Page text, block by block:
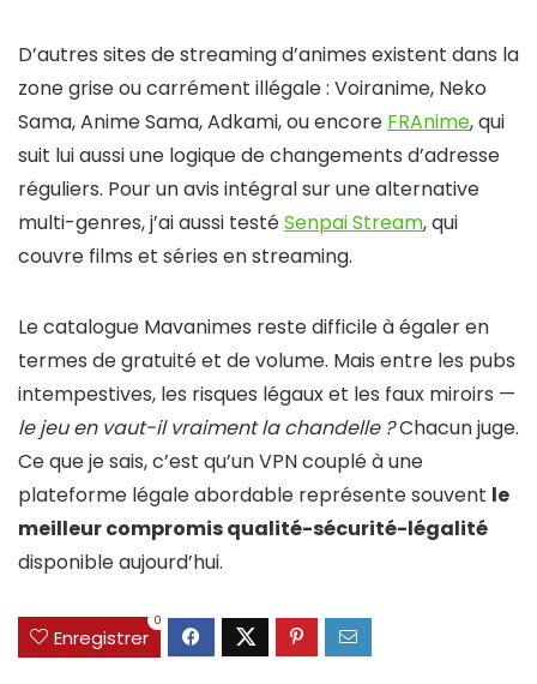
D’autres sites de streaming d’animes existent dans la
zone grise ou carrément illégale : Voiranime, Neko
Sama, Anime Sama, Adkami, ou encore FRAnime, qui
suit lui aussi une logique de changements d’adresse
réguliers. Pour un avis intégral sur une alternative
multi-genres, j’ai aussi testéSenpai Stream, qui
couvre films et séries en streaming.
Le catalogue Mavanimes reste difficile à égaler en
termes de gratuité et de volume. Mais entre les pubs
intempestives, les risques légaux et les faux miroirs —
le jeu en vaut-il vraiment la chandelle ?Chacun juge.
Ce que je sais, c’est qu’un VPN couplé à une
plateforme légale abordable représente souvent le
meilleur compromis qualité-sécurité-légalité
disponible aujourd’hui.
Enregistrer
0